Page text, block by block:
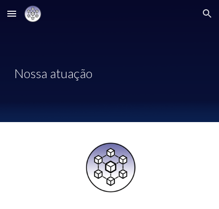
Skip to main content Skip to navigation
Nossa atuação